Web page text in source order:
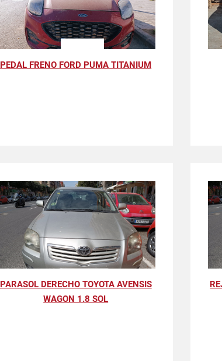
PEDAL FRENO FORD PUMA TITANIUM
PARASOL DERECHO TOYOTA AVENSIS
WAGON 1.8 SOL